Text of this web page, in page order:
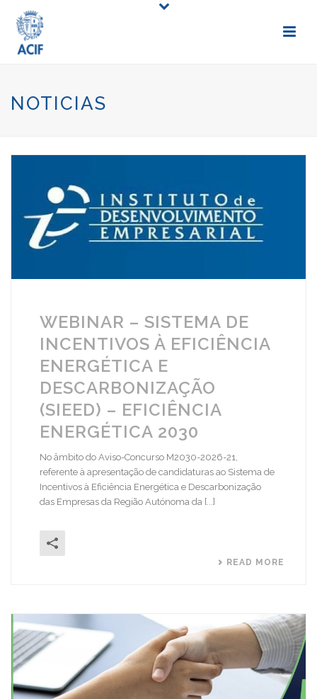
NOTICIAS
WEBINAR – SISTEMA DE
INCENTIVOS À EFICIÊNCIA
ENERGÉTICA E
DESCARBONIZAÇÃO
(SIEED) – EFICIÊNCIA
ENERGÉTICA 2030
No âmbito do Aviso-Concurso M2030-2026-21,
referente à apresentação de candidaturas ao Sistema de
Incentivos à Eficiência Energética e Descarbonização
das Empresas da Região Autónoma da [...]
READ MORE